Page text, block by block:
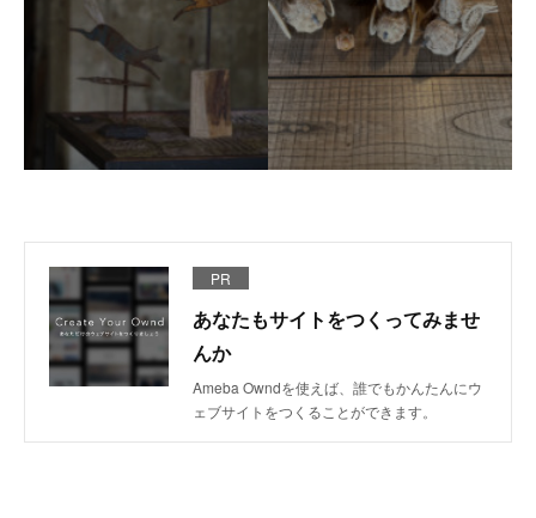
PR
あなたもサイトをつくってみませ
んか
Ameba Owndを使えば、誰でもかんたんにウ
ェブサイトをつくることができます。